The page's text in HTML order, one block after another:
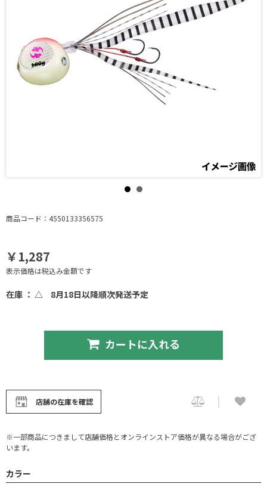
商品コード：4550133356575
￥1,287
表示価格は税込み金額です
在庫 ： △ 8月18日以降順次発送予定
カートに入れる
店舗の在庫を確認
※一部商品につきまして店舗価格とオンラインストア価格が異なる場合がござ
います。
カラー